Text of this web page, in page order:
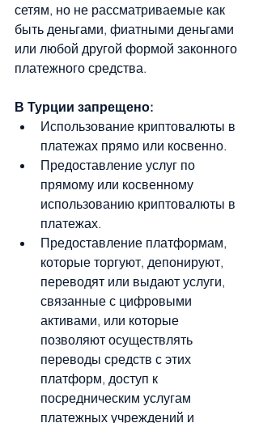
сетям, но не рассматриваемые как
быть деньгами, фиатными деньгами
или любой другой формой законного
платежного средства.
В Турции запрещено:
Использование криптовалюты в
платежах прямо или косвенно.
Предоставление услуг по
прямому или косвенному
использованию криптовалюты в
платежах.
Предоставление платформам,
которые торгуют, депонируют,
переводят или выдают услуги,
связанные с цифровыми
активами, или которые
позволяют осуществлять
переводы средств с этих
платформ, доступ к
посредническим услугам
платежных учреждений и